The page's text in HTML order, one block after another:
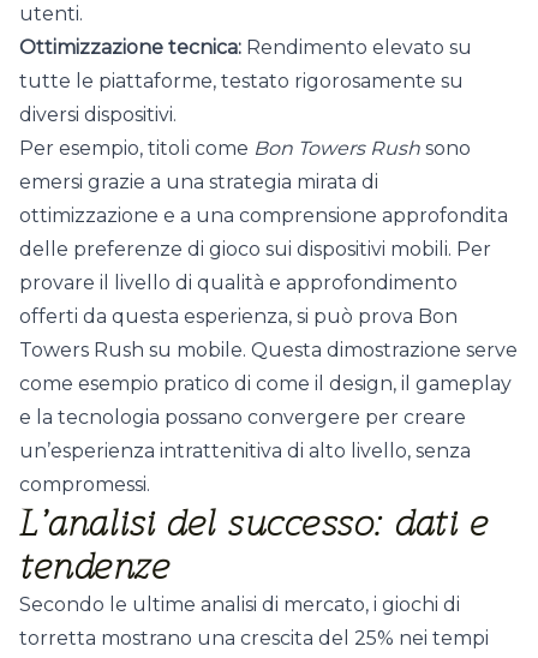
utenti.
Ottimizzazione tecnica: Rendimento elevato su
tutte le piattaforme, testato rigorosamente su
diversi dispositivi.
Per esempio, titoli come Bon Towers Rush sono
emersi grazie a una strategia mirata di
ottimizzazione e a una comprensione approfondita
delle preferenze di gioco sui dispositivi mobili. Per
provare il livello di qualità e approfondimento
offerti da questa esperienza, si può prova Bon
Towers Rush su mobile. Questa dimostrazione serve
come esempio pratico di come il design, il gameplay
e la tecnologia possano convergere per creare
un’esperienza intrattenitiva di alto livello, senza
compromessi.
L’analisi del successo: dati e
tendenze
Secondo le ultime analisi di mercato, i giochi di
torretta mostrano una crescita del 25% nei tempi